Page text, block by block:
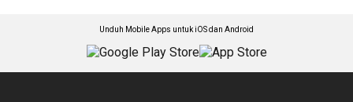
Unduh Mobile Apps untuk iOS dan Android